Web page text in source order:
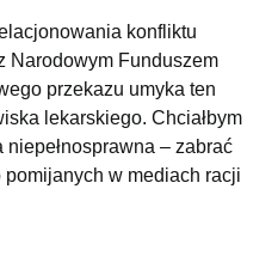
konfliktu
Narodowym Funduszem
przekazu umyka ten
lekarskiego. Chciałbym
– zabrać
pomijanych w mediach racji